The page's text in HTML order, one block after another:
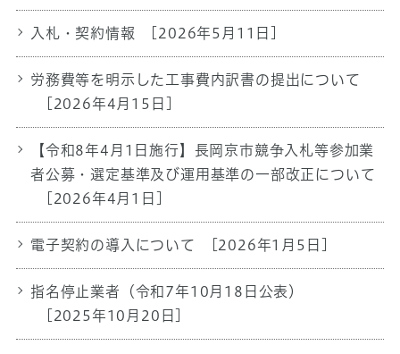
入札・契約情報 [2026年5月11日]
労務費等を明示した工事費内訳書の提出について
[2026年4月15日]
【令和8年4月1日施行】長岡京市競争入札等参加業
者公募・選定基準及び運用基準の一部改正について
[2026年4月1日]
電子契約の導入について [2026年1月5日]
指名停止業者（令和7年10月18日公表）
[2025年10月20日]